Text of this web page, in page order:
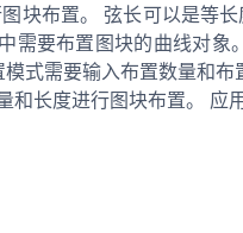
块布置。 弦长可以是等
需要布置图块的曲线对象
式需要输入布置数量和
长度进行图块布置。 应